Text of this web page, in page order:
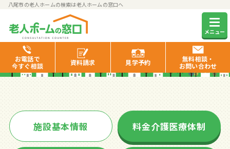
八尾市の老人ホームの検索は老人ホームの窓口へ
メニュー
お電話で
今すぐ相談
資料請求 見学予約
無料相談・
お問い合わせ
ハピネスひまわりの里
施設基本情報 料金介護医療体制